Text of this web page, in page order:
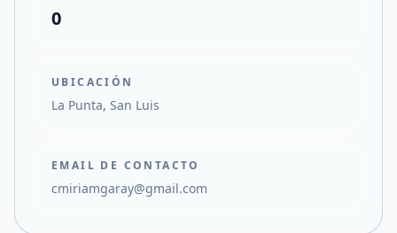
0
UBICACIÓN
La Punta, San Luis
EMAIL DE CONTACTO
cmiriamgaray@gmail.com